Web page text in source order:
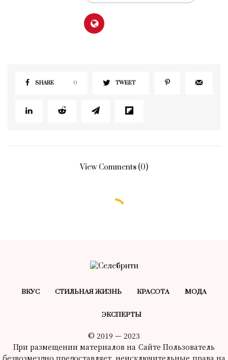
SHARE 0 TWEET
View Comments (0)
ВКУС СТИЛЬНАЯ ЖИЗНЬ КРАСОТA МОДА
ЭКСПЕРТЫ
© 2019 — 2023
При размещении материалов на Сайте Пользователь
безвозмездно предоставляет неисключительные права на